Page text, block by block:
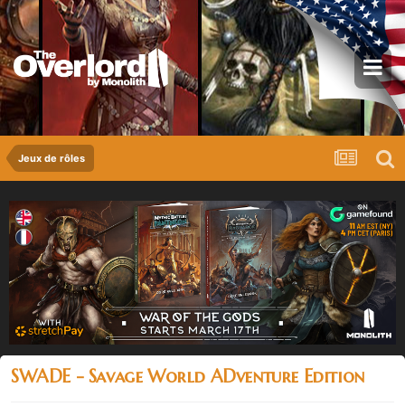
Jeux de rôles
SWADE - Savage World ADventure Edition